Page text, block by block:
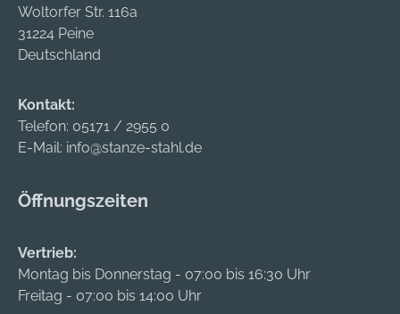
Woltorfer Str. 116a
31224 Peine
Deutschland
Kontakt:
Telefon: 05171 / 2955 0
E-Mail: info@stanze-stahl.de
Öffnungszeiten
Vertrieb:
Montag bis Donnerstag - 07:00 bis 16:30 Uhr
Freitag - 07:00 bis 14:00 Uhr